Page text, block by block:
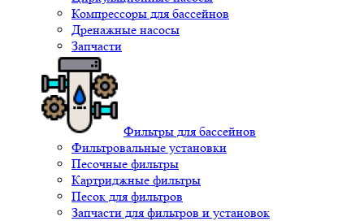
Компрессоры для бассейнов
Дренажные насосы
Запчасти
Фильтры для бассейнов
Фильтровальные установки
Песочные фильтры
Картриджные фильтры
Песок для фильтров
Запчасти для фильтров и установок